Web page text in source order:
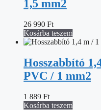
1,5 mm2
26 990 Ft
Kosárba teszem
Hosszabbító
PVC / 1 mm2
1 889 Ft
Kosárba teszem